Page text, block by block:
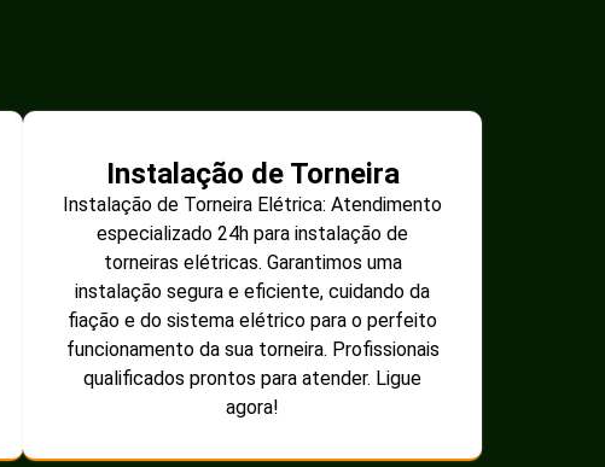
Instalação de Torneira
Instalação de Torneira Elétrica: Atendimento
especializado 24h para instalação de
torneiras elétricas. Garantimos uma
instalação segura e eficiente, cuidando da
fiação e do sistema elétrico para o perfeito
funcionamento da sua torneira. Profissionais
qualificados prontos para atender. Ligue
agora!